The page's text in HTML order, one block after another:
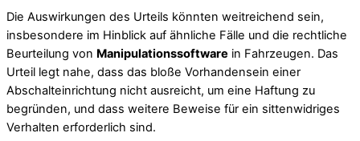
Die Auswirkungen des Urteils könnten weitreichend sein,
insbesondere im Hinblick auf ähnliche Fälle und die rechtliche
Beurteilung von Manipulationssoftware in Fahrzeugen. Das
Urteil legt nahe, dass das bloße Vorhandensein einer
Abschalteinrichtung nicht ausreicht, um eine Haftung zu
begründen, und dass weitere Beweise für ein sittenwidriges
Verhalten erforderlich sind.